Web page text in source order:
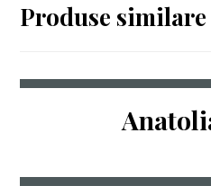
Produse similare